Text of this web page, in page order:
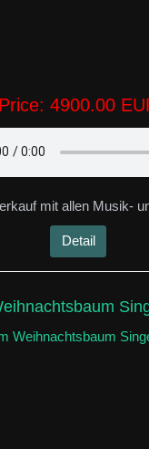
Price: 4900.00
mit allen Musik-
Detail